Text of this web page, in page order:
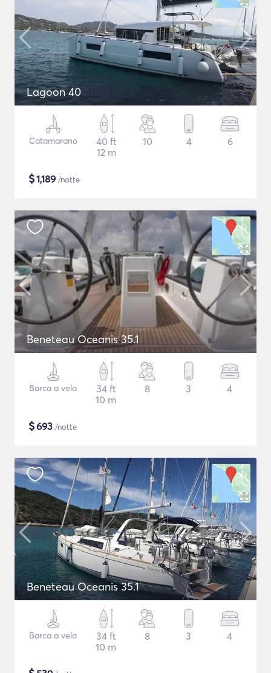
Lagoon 40
Catamarano
40 ft
12 m
10 4 6
$1,189 /notte
Beneteau Oceanis 35.1
Barca a vela
34 ft
10 m
8 3 4
$693 /notte
Beneteau Oceanis 35.1
Barca a vela
34 ft
10 m
8 3 4